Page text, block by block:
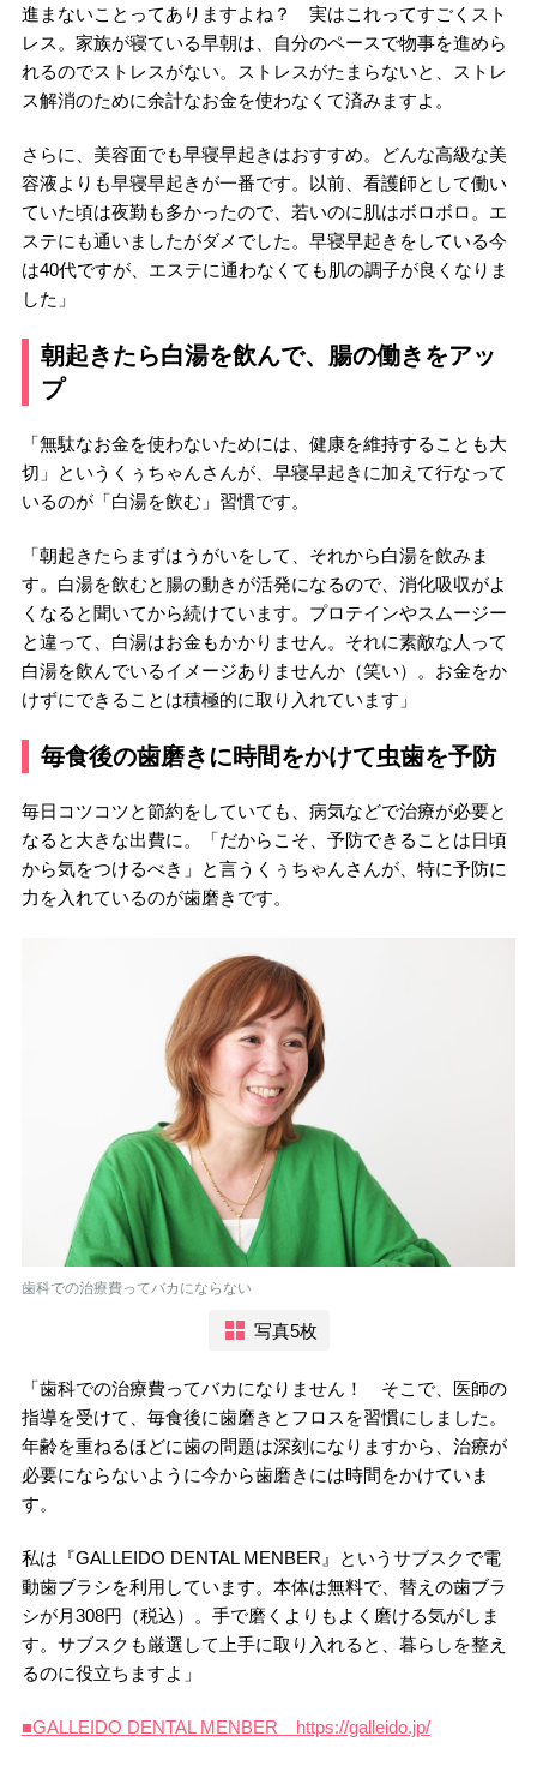
進まないことってありますよね？ 実はこれってすごくスト
レス。家族が寝ている早朝は、自分のペースで物事を進めら
れるのでストレスがない。ストレスがたまらないと、ストレ
ス解消のために余計なお金を使わなくて済みますよ。
さらに、美容面でも早寝早起きはおすすめ。どんな高級な美
容液よりも早寝早起きが一番です。以前、看護師として働い
ていた頃は夜勤も多かったので、若いのに肌はボロボロ。エ
ステにも通いましたがダメでした。早寝早起きをしている今
は40代ですが、エステに通わなくても肌の調子が良くなりま
した」
朝起きたら白湯を飲んで、腸の働きをアッ
プ
「無駄なお金を使わないためには、健康を維持することも大
切」というくぅちゃんさんが、早寝早起きに加えて行なって
いるのが「白湯を飲む」習慣です。
「朝起きたらまずはうがいをして、それから白湯を飲みま
す。白湯を飲むと腸の動きが活発になるので、消化吸収がよ
くなると聞いてから続けています。プロテインやスムージー
と違って、白湯はお金もかかりません。それに素敵な人って
白湯を飲んでいるイメージありませんか（笑い）。お金をか
けずにできることは積極的に取り入れています」
毎食後の歯磨きに時間をかけて虫歯を予防
毎日コツコツと節約をしていても、病気などで治療が必要と
なると大きな出費に。「だからこそ、予防できることは日頃
から気をつけるべき」と言うくぅちゃんさんが、特に予防に
力を入れているのが歯磨きです。
歯科での治療費ってバカにならない
写真5枚
「歯科での治療費ってバカになりません！ そこで、医師の
指導を受けて、毎食後に歯磨きとフロスを習慣にしました。
年齢を重ねるほどに歯の問題は深刻になりますから、治療が
必要にならないように今から歯磨きには時間をかけていま
す。
私は『GALLEIDO DENTAL MENBER』というサブスクで電
動歯ブラシを利用しています。本体は無料で、替えの歯ブラ
シが月308円（税込）。手で磨くよりもよく磨ける気がしま
す。サブスクも厳選して上手に取り入れると、暮らしを整え
るのに役立ちますよ」
■GALLEIDO DENTAL MENBER https://galleido.jp/